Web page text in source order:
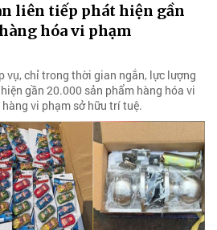
liên tiếp phát hiện gần
hóa vi phạm
vụ, chỉ trong thời gian ngắn, lực lượng
gần 20.000 sản phẩm hàng hóa vi
vi phạm sở hữu trí tuệ.